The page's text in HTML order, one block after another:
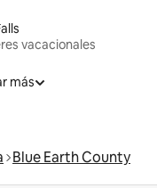
vacacionales
más
Blue Earth County